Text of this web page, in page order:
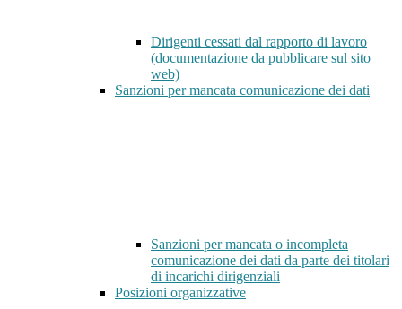
Dirigenti cessati dal rapporto di lavoro
(documentazione da pubblicare sul sito
web)
Sanzioni per mancata comunicazione dei dati
Sanzioni per mancata o incompleta
comunicazione dei dati da parte dei titolari
di incarichi dirigenziali
Posizioni organizzative